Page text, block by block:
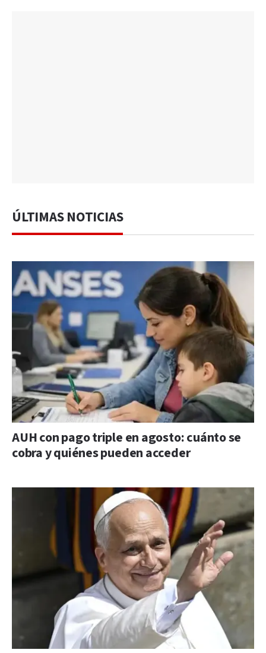
ÚLTIMAS NOTICIAS
AUH con pago triple en agosto: cuánto se
cobra y quiénes pueden acceder